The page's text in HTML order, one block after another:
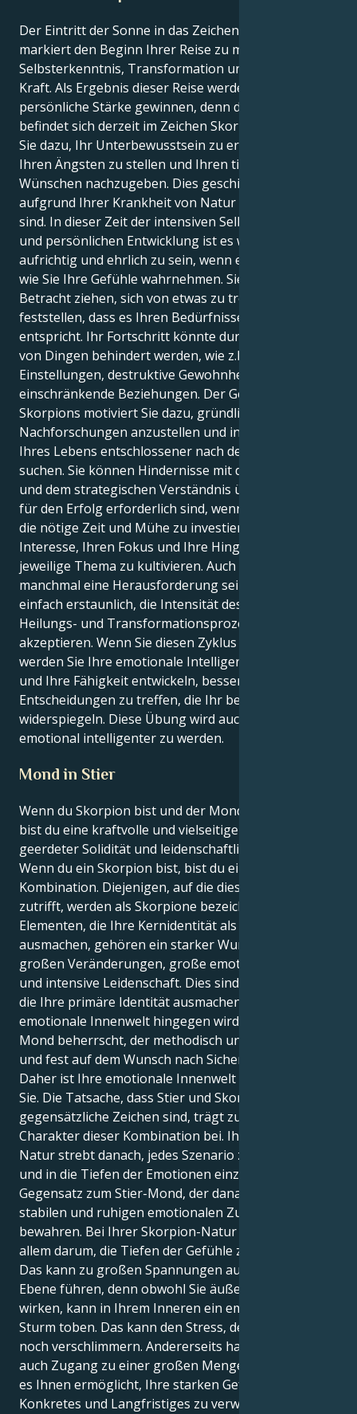
Der Eintritt der Sonne in das Zeichen Skorpion
markiert den Beginn Ihrer Reise zu mehr
Selbsterkenntnis, Transformation und persönlicher
Kraft. Als Ergebnis dieser Reise werden Sie mehr
persönliche Stärke gewinnen, denn die Sonne
befindet sich derzeit im Zeichen Skorpion. Das zwingt
Sie dazu, Ihr Unterbewusstsein zu erforschen, sich
Ihren Ängsten zu stellen und Ihren tiefsten
Wünschen nachzugeben. Dies geschieht, weil Sie
aufgrund Ihrer Krankheit von Natur aus intensiver
sind. In dieser Zeit der intensiven Selbstbeobachtung
und persönlichen Entwicklung ist es wichtig,
aufrichtig und ehrlich zu sein, wenn es darum geht,
wie Sie Ihre Gefühle wahrnehmen. Sie sollten in
Betracht ziehen, sich von etwas zu trennen, wenn Sie
feststellen, dass es Ihren Bedürfnissen nicht mehr
entspricht. Ihr Fortschritt könnte durch eine Vielzahl
von Dingen behindert werden, wie z.B. giftige
Einstellungen, destruktive Gewohnheiten und
einschränkende Beziehungen. Der Geist des
Skorpions motiviert Sie dazu, gründlichere
Nachforschungen anzustellen und in allen Bereichen
Ihres Lebens entschlossener nach der Wahrheit zu
suchen. Sie können Hindernisse mit der Ausdauer
und dem strategischen Verständnis überwinden, die
für den Erfolg erforderlich sind, wenn Sie bereit sind,
die nötige Zeit und Mühe zu investieren, um Ihr
Interesse, Ihren Fokus und Ihre Hingabe für das
jeweilige Thema zu kultivieren. Auch wenn es
manchmal eine Herausforderung sein mag, ist es
einfach erstaunlich, die Intensität des tiefgreifenden
Heilungs- und Transformationsprozesses zu
akzeptieren. Wenn Sie diesen Zyklus fortsetzen,
werden Sie Ihre emotionale Intelligenz, Ihre Intuition
und Ihre Fähigkeit entwickeln, bessere
Entscheidungen zu treffen, die Ihr bestes Selbst
widerspiegeln. Diese Übung wird auch Ihnen helfen,
emotional intelligenter zu werden.
Mond in Stier
Wenn du Skorpion bist und der Mond in Stier steht,
bist du eine kraftvolle und vielseitige Mischung aus
geerdeter Solidität und leidenschaftlichen Gefühlen.
Wenn du ein Skorpion bist, bist du eine großartige
Kombination. Diejenigen, auf die diese Beschreibung
zutrifft, werden als Skorpione bezeichnet. Zu den
Elementen, die Ihre Kernidentität als Skorpion
ausmachen, gehören ein starker Wunsch nach
großen Veränderungen, große emotionale Stärke
und intensive Leidenschaft. Dies sind die Attribute,
die Ihre primäre Identität ausmachen. Ihre
emotionale Innenwelt hingegen wird vom Stier-
Mond beherrscht, der methodisch und geduldig ist
und fest auf dem Wunsch nach Sicherheit basiert.
Daher ist Ihre emotionale Innenwelt sehr wichtig für
Sie. Die Tatsache, dass Stier und Skorpion
gegensätzliche Zeichen sind, trägt zum dynamischen
Charakter dieser Kombination bei. Ihre Skorpion-
Natur strebt danach, jedes Szenario zu kontrollieren
und in die Tiefen der Emotionen einzutauchen, im
Gegensatz zum Stier-Mond, der danach strebt, einen
stabilen und ruhigen emotionalen Zustand zu
bewahren. Bei Ihrer Skorpion-Natur geht es vor
allem darum, die Tiefen der Gefühle zu erforschen.
Das kann zu großen Spannungen auf der inneren
Ebene führen, denn obwohl Sie äußerlich ruhig
wirken, kann in Ihrem Inneren ein emotionaler
Sturm toben. Das kann den Stress, den Sie erleben,
noch verschlimmern. Andererseits haben Sie dadurch
auch Zugang zu einer großen Menge an Macht, die
es Ihnen ermöglicht, Ihre starken Gefühle in etwas
Konkretes und Langfristiges zu verwandeln.